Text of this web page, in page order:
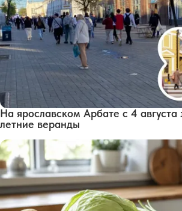
На ярославском Арбате с 4 августа
летние веранды